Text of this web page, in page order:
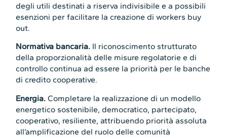
degli utili destinati a riserva indivisibile e a possibili
esenzioni per facilitare la creazione di workers buy
out.
Normativa bancaria. Il riconoscimento strutturato
della proporzionalità delle misure regolatorie e di
controllo continua ad essere la priorità per le banche
di credito cooperative.
Energia.Completare la realizzazione di un modello
energetico sostenibile, democratico, partecipato,
cooperativo, resiliente, attribuendo priorità assoluta
all’amplificazione del ruolo delle comunità